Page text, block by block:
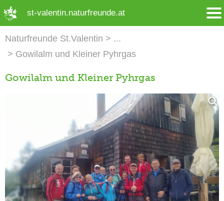
st-valentin.naturfreunde.at
Naturfreunde St.Valentin
Gowilalm und Kleiner Pyhrgas
Gowilalm und Kleiner Pyhrgas